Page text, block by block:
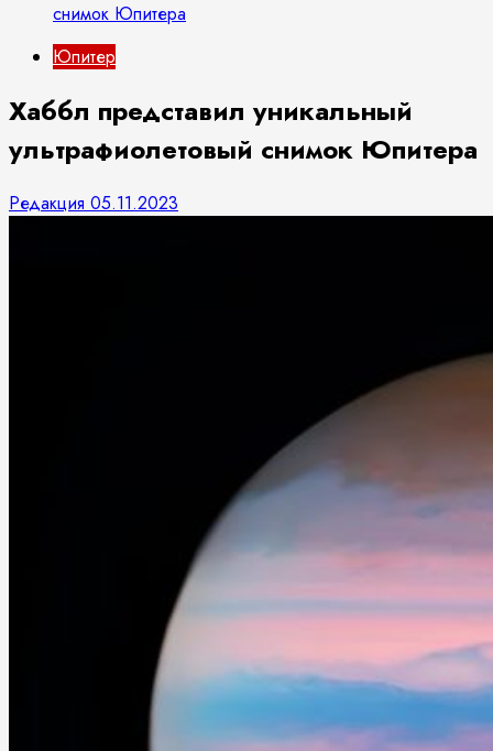
снимок Юпитера
Юпитер
Хаббл представил уникальный
ультрафиолетовый снимок Юпитера
Редакция 05.11.2023